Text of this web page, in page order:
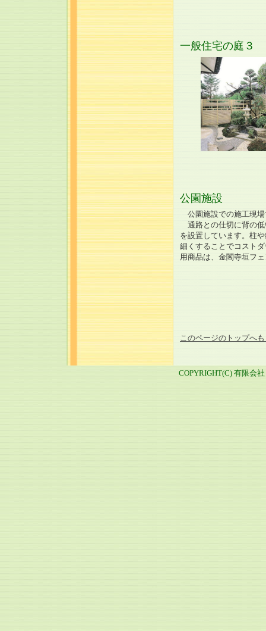
一般住宅の庭３
公園施設
公園施設での施工現場
通路との仕切に背の
を設置しています。柱
細くすることでコスト
用商品は、金閣寺垣フ
このページのトップへ
COPYRIGHT(C) 有限会